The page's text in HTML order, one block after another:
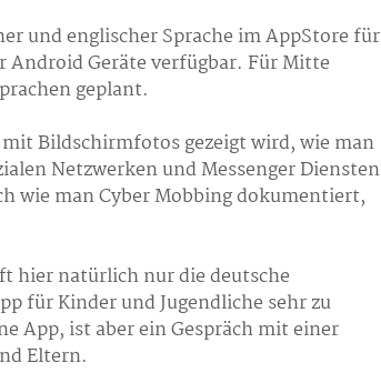
und englischer Sprache im AppStore für
Android Geräte verfügbar. Für Mitte
geplant.
Bildschirmfotos gezeigt wird, wie man
Netzwerken und Messenger Diensten
wie man Cyber Mobbing dokumentiert,
hier natürlich nur die deutsche
für Kinder und Jugendliche sehr zu
App, ist aber ein Gespräch mit einer
Eltern.